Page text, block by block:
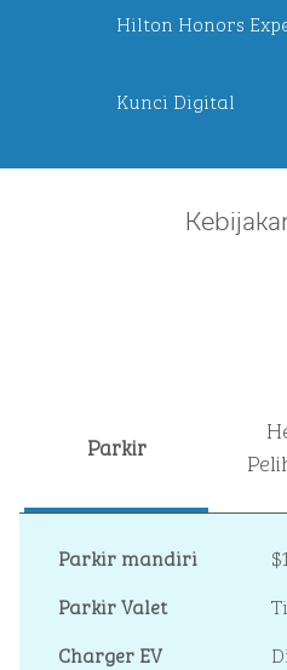
Hilton Honors
Kunci Digital
Parkir
Parkir mandiri
Parkir Valet
Charger EV